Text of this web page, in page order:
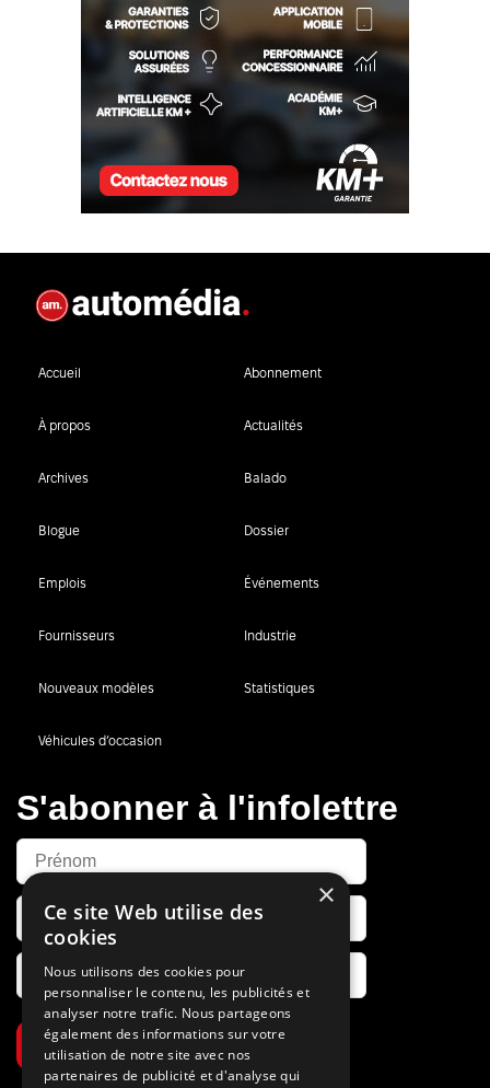
Accueil Abonnement
À propos Actualités
Archives Balado
Blogue Dossier
Emplois Événements
Fournisseurs Industrie
Nouveaux modèles Statistiques
Véhicules d’occasion
S'abonner à l'infolettre
S’abonner
×
Ce site Web utilise des
cookies
Nous utilisons des cookies pour
personnaliser le contenu, les publicités et
analyser notre trafic. Nous partageons
également des informations sur votre
utilisation de notre site avec nos
partenaires de publicité et d'analyse qui